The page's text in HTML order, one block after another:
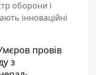
оборони і
інноваційні
провів
з